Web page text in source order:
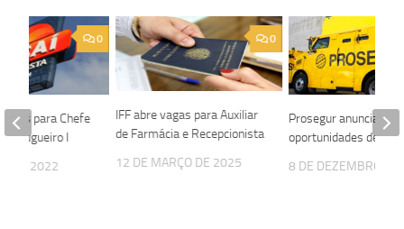
0
IFF abre vagas para Auxiliar
de Farmácia e Recepcionista
12 DE MARÇO DE 2025
Prosegur anuncia
oportunidades de
8 DE DEZEMBRO
0
para Chefe
Açougueiro I
DE 2022